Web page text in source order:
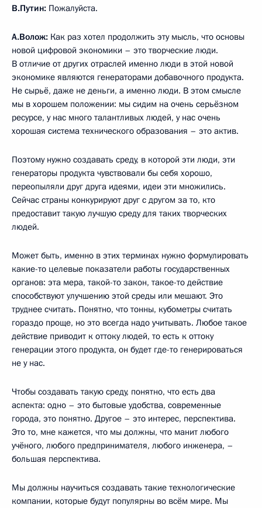
В.Путин: Пожалуйста.
А.Волож: Как раз хотел продолжить эту мысль, что основы
новой цифровой экономики – это творческие люди.
В отличие от других отраслей именно люди в этой новой
экономике являются генераторами добавочного продукта.
Не сырьё, даже не деньги, а именно люди. В этом смысле
мы в хорошем положении: мы сидим на очень серьёзном
ресурсе, у нас много талантливых людей, у нас очень
хорошая система технического образования – это актив.
Поэтому нужно создавать среду, в которой эти люди, эти
генераторы продукта чувствовали бы себя хорошо,
переопыляли друг друга идеями, идеи эти множились.
Сейчас страны конкурируют друг с другом за то, кто
предоставит такую лучшую среду для таких творческих
людей.
Может быть, именно в этих терминах нужно формулировать
какие-то целевые показатели работы государственных
органов: эта мера, такой-то закон, такое-то действие
способствуют улучшению этой среды или мешают. Это
труднее считать. Понятно, что тонны, кубометры считать
гораздо проще, но это всегда надо учитывать. Любое такое
действие приводит к оттоку людей, то есть к оттоку
генерации этого продукта, он будет где-то генерироваться
не у нас.
Чтобы создавать такую среду, понятно, что есть два
аспекта: одно – это бытовые удобства, современные
города, это понятно. Другое – это интерес, перспектива.
Это то, мне кажется, что мы должны, что манит любого
учёного, любого предпринимателя, любого инженера, –
большая перспектива.
Мы должны научиться создавать такие технологические
компании, которые будут популярны во всём мире. Мы